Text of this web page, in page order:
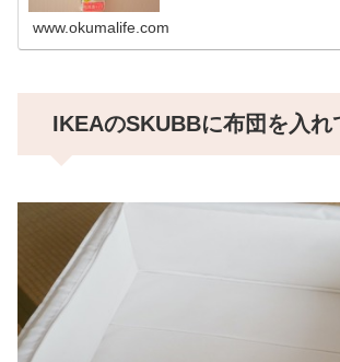
www.okumalife.com
IKEAのSKUBBに布団を入れ